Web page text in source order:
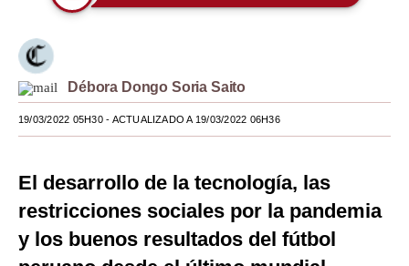
Estilos
Mundo
EEUU
España
Internacional
Débora Dongo Soria Saito
19/03/2022 05H30- ACTUALIZADO A 19/03/2022 06H36
El desarrollo de la tecnología, las
restricciones sociales por la pandemia
y los buenos resultados del fútbol